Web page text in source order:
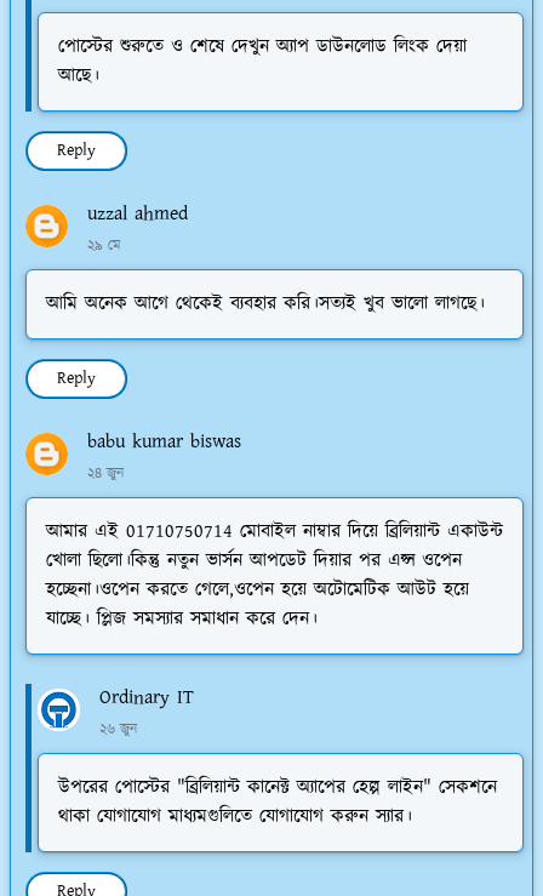
পোস্টের শুরুতে ও শেষে দেখুন অ্যাপ ডাউনলোড লিংক দেয়া
আছে।
Reply
uzzal ahmed
২৯ মে
আমি অনেক আগে থেকেই ব্যবহার করি।সত্যই খুব ভালো লাগছে।
Reply
babu kumar biswas
২৪ জুন
আমার এই 01710750714 মোবাইল নাম্বার দিয়ে ব্রিলিয়ান্ট একাউন্ট
খোলা ছিলো।কিন্তু নতুন ভার্সন আপডেট দিয়ার পর এপ্স ওপেন
হচ্ছেনা।ওপেন করতে গেলে,ওপেন হয়ে অটোমেটিক আউট হয়ে
যাচ্ছে। প্লিজ সমস্যার সমাধান করে দেন।
Ordinary IT
২৬ জুন
উপরের পোস্টের "ব্রিলিয়ান্ট কানেক্ট অ্যাপের হেল্প লাইন" সেকশনে
থাকা যোগাযোগ মাধ্যমগুলিতে যোগাযোগ করুন স্যার।
Reply